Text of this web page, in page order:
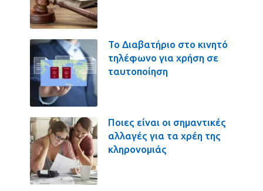
Το Διαβατήριο στο κινητό
τηλέφωνο για χρήση σε
ταυτοποίηση
Ποιες είναι οι σημαντικές
αλλαγές για τα χρέη της
κληρονομιάς